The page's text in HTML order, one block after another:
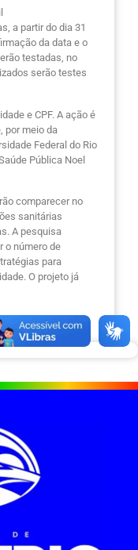
a partir do dia 31
da data e o
testadas, no
serão testes
e CPF. A ação é
por meio da
Federal do Rio
Pública Noel
comparecer no
sanitárias
A pesquisa
o número de
para
O projeto já